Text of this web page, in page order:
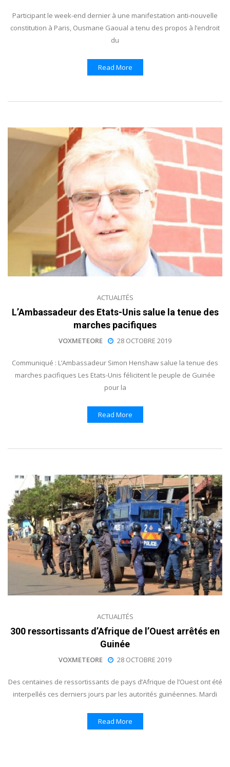
Participant le week-end dernier à une manifestation anti-nouvelle
constitution à Paris, Ousmane Gaoual a tenu des propos à l’endroit
du
Read More
ACTUALITÉS
L’Ambassadeur des Etats-Unis salue la tenue des
marches pacifiques
VOXMETEORE 28 OCTOBRE 2019
Communiqué : L’Ambassadeur Simon Henshaw salue la tenue des
marches pacifiques Les Etats-Unis félicitent le peuple de Guinée
pour la
Read More
ACTUALITÉS
300 ressortissants d’Afrique de l’Ouest arrêtés en
Guinée
VOXMETEORE 28 OCTOBRE 2019
Des centaines de ressortissants de pays d’Afrique de l’Ouest ont été
interpellés ces derniers jours par les autorités guinéennes. Mardi
Read More